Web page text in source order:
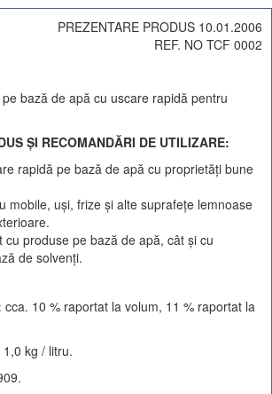
PREZENTARE PRODUS 10.01.2006
REF. NO TCF 0002
bază de apă cu uscare rapidă pentru
ŞI RECOMANDĂRI DE UTILIZARE:
rapidă pe bază de apă cu proprietăţi bune
mobile, uşi, frize şi alte suprafeţe lemnoase
cu produse pe bază de apă, cât şi cu
de solvenţi.
cca. 10 % raportat la volum, 11 % raportat la
1,0 kg / litru.